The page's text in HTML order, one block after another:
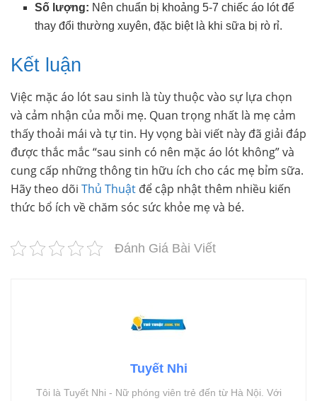
Số lượng: Nên chuẩn bị khoảng 5-7 chiếc áo lót để
thay đổi thường xuyên, đặc biệt là khi sữa bị rò rỉ.
Kết luận
Việc mặc áo lót sau sinh là tùy thuộc vào sự lựa chọn
và cảm nhận của mỗi mẹ. Quan trọng nhất là mẹ cảm
thấy thoải mái và tự tin. Hy vọng bài viết này đã giải đáp
được thắc mắc “sau sinh có nên mặc áo lót không” và
cung cấp những thông tin hữu ích cho các mẹ bỉm sữa.
Hãy theo dõi Thủ Thuật để cập nhật thêm nhiều kiến
thức bổ ích về chăm sóc sức khỏe mẹ và bé.
Đánh Giá Bài Viết
Tuyết Nhi
Tôi là Tuyết Nhi - Nữ phóng viên trẻ đến từ Hà Nội. Với